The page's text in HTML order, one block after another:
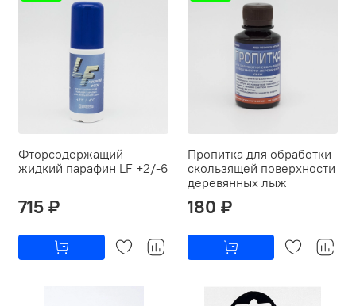
Фторсодержащий
жидкий парафин LF +2/-6
715 ₽
Пропитка для обработки
скользящей поверхности
деревянных лыж
180 ₽